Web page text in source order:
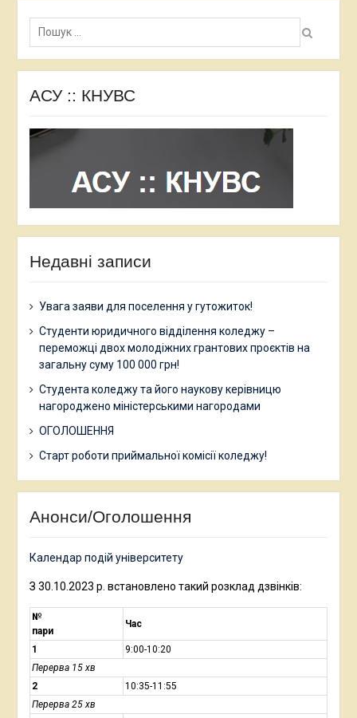
Пошук:
АСУ :: КНУВС
Недавні записи
Увага заяви для поселення у гутожиток!
Студенти юридичного відділення коледжу –
переможці двох молодіжних грантових проєктів на
загальну суму 100 000 грн!
Студента коледжу та його наукову керівницю
нагороджено міністерськими нагородами
ОГОЛОШЕННЯ
Старт роботи приймальної комісії коледжу!
Анонси/Оголошення
Календар подій університету
З 30.10.2023 р. встановлено такий розклад дзвінків:
№
пари
Час
1
9:00-10:20
Перерва 15 хв
2
10:35-11:55
Перерва 25 хв